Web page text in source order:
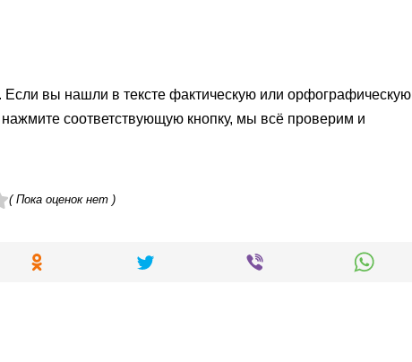
вы нашли в тексте фактическую или орфографическую
соответствующую кнопку, мы всё проверим и
( Пока оценок нет )